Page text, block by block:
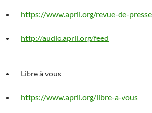
https://www.april.org/revue-de-presse
http://audio.april.org/feed
Libre à vous
https://www.april.org/libre-a-vous